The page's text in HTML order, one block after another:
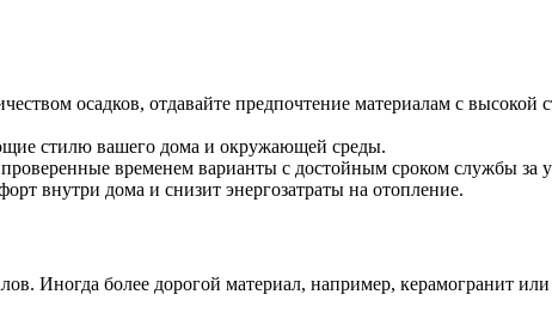
осадков, отдавайте предпочтение материалам с высокой
стилю вашего дома и окружающей среды.
временем варианты с достойным сроком службы за
внутри дома и снизит энергозатраты на отопление.
Иногда более дорогой материал, например, керамогранит